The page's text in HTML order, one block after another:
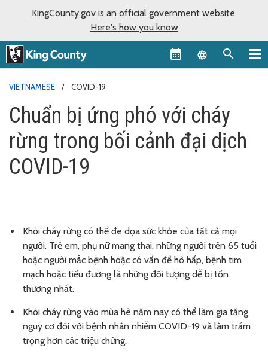
KingCounty.gov is an official government website.
Here's how you know
Language
VIETNAMESE COVID-19
Chuẩn bị ứng phó với cháy
rừng trong bối cảnh đại dịch
COVID-19
Khói cháy rừng có thể đe dọa sức khỏe của tất cả mọi
người. Trẻ em, phụ nữ mang thai, những người trên 65 tuổi
hoặc người mắc bệnh hoặc có vấn đề hô hấp, bệnh tim
mạch hoặc tiểu đường là những đối tượng dễ bị tổn
thương nhất.
Khói cháy rừng vào mùa hè năm nay có thể làm gia tăng
nguy cơ đối với bệnh nhân nhiễm COVID-19 và làm trầm
trọng hơn các triệu chứng.